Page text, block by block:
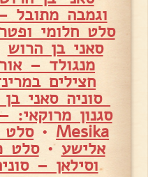
וגמבה מתובל
סלט חלומי
סאני בן הרוש
מנגולד –
חצילים
סוניה סאני
Mesika
•סלט
אלישע •סלט
וסילאן –